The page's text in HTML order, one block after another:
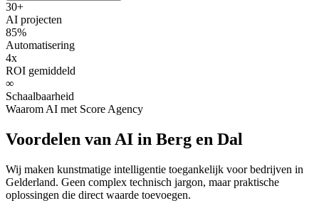
30+
AI projecten
85%
Automatisering
4x
ROI gemiddeld
∞
Schaalbaarheid
Waarom AI met Score Agency
Voordelen van AI in Berg en Dal
Wij maken kunstmatige intelligentie toegankelijk voor bedrijven in
Gelderland. Geen complex technisch jargon, maar praktische
oplossingen die direct waarde toevoegen.